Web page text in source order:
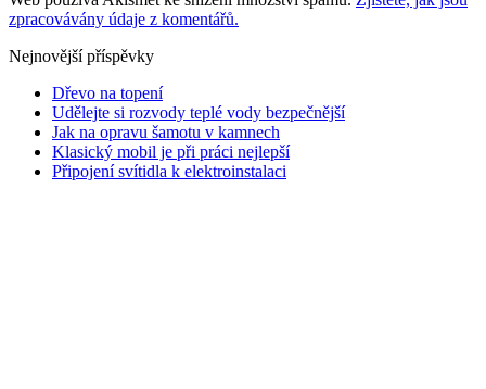
zpracovávány údaje z komentářů.
Nejnovější příspěvky
Dřevo na topení
Udělejte si rozvody teplé vody bezpečnější
Jak na opravu šamotu v kamnech
Klasický mobil je při práci nejlepší
Připojení svítidla k elektroinstalaci